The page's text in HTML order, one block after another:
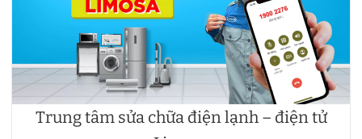
Trung tâm sửa chữa điện lạnh – điện tử